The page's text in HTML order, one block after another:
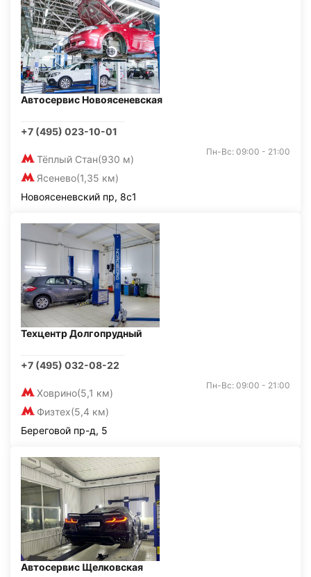
Автосервис Новоясеневская
+7 (495) 023-10-01
Тёплый Стан(930 м)
Ясенево(1,35 км)
Пн-Вс: 09:00 - 21:00
Новоясеневский пр, 8с1
Техцентр Долгопрудный
+7 (495) 032-08-22
Ховрино(5,1 км)
Физтех(5,4 км)
Пн-Вс: 09:00 - 21:00
Береговой пр-д, 5
Автосервис Щелковская